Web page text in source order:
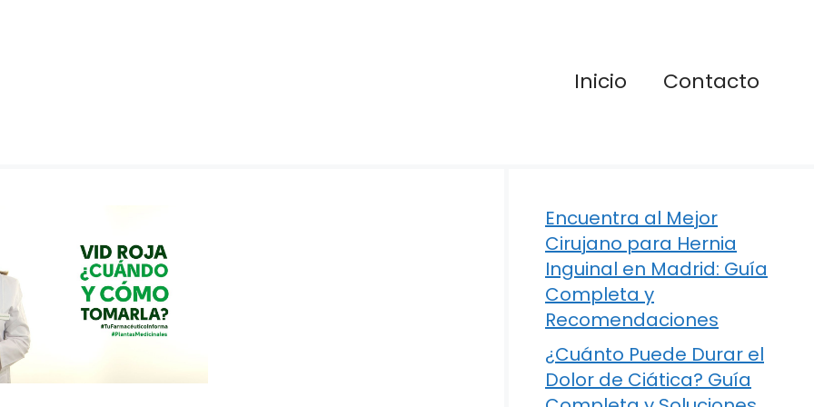
Inicio Contacto
Encuentra al Mejor
Cirujano para Hernia
Inguinal en Madrid: Guía
Completa y
Recomendaciones
¿Cuánto Puede Durar el
Dolor de Ciática? Guía